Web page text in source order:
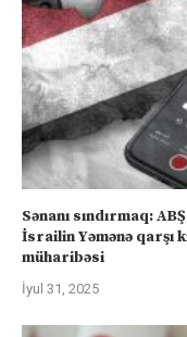
Sənanı sındırmaq:
İsrailin Yəmənə qarşı
müharibəsi
İyul 31, 2025